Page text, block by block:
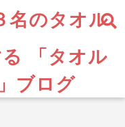
名のタオル
「タオル
ブログ